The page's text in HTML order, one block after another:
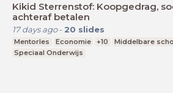
Kikid Sterrenstof: Koopgedrag,
achteraf betalen
17 days ago- 20 slides
Mentorles Economie +10 Middelbare
Speciaal Onderwijs